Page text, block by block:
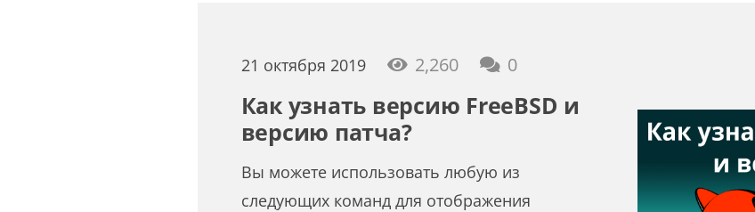
21 октября 2019 2,260 0
Как узнать версию FreeBSD и
версию патча?
Вы можете использовать любую из
следующих команд для отображения